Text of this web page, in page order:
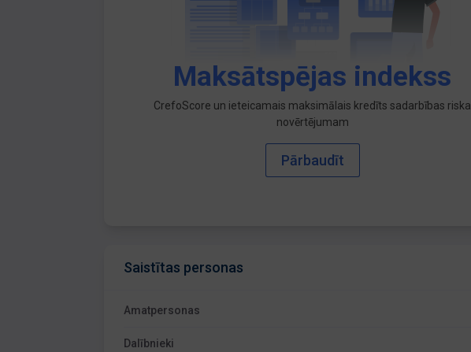
Maksātspējas indekss
CrefoScore un ieteicamais maksimālais kredīts sadarbības riska
novērtējumam
Pārbaudīt
Saistītas personas
Amatpersonas
Dalībnieki